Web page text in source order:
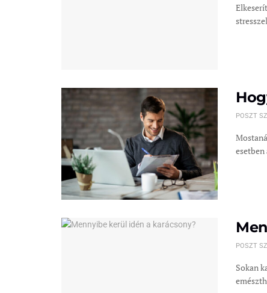
POSZT
esetben
POSZT
Sokan